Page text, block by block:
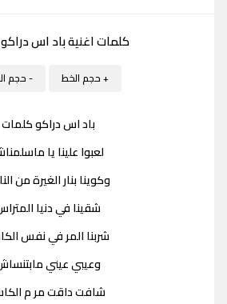
كلمات اغنية باد اس
+ حجم الخط - حجم
باد اس دراكو كلمات
لعبوا علينا يا
وكوينا بنار الغيرة من
شقينا في دنيا
شربنا المر في نفس
وعيبي عيني
شافت داقت مر م